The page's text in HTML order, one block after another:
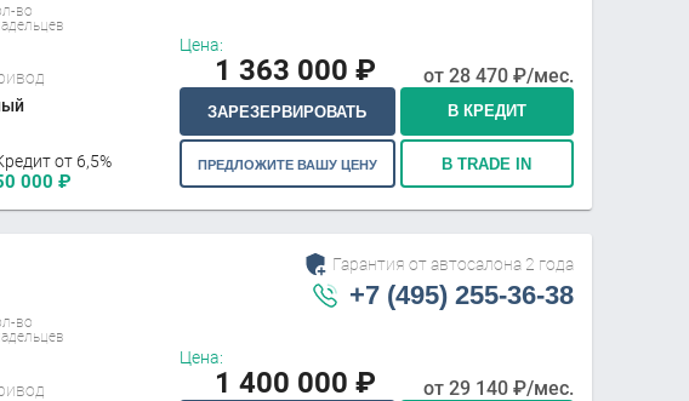
во
от 6,5%
000 ₽
Цена:
1 363 000 ₽ от 28 470₽/мес.
ЗАРЕЗЕРВИРОВАТЬ В КРЕДИТ
ПРЕДЛОЖИТЕ ВАШУ ЦЕНУ В TRADE IN
во
Гарантия от автосалона 2 года
+7 (495) 255-36-38
Цена:
1 400 000 ₽ от 29 140₽/мес.